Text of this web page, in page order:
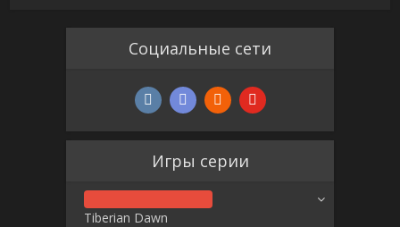
Социальные сети
Игры серии
Tiberian Dawn